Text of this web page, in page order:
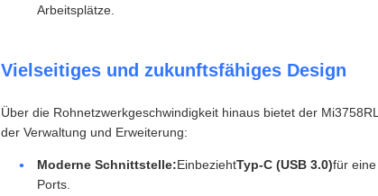
Arbeitsplätze.
Vielseitiges und zukunftsfähiges Design
Über die Rohnetzwerkgeschwindigkeit hinaus bietet der
der Verwaltung und Erweiterung:
Moderne Schnittstelle:EinbeziehtTyp-C (USB 3.0)für
Ports.